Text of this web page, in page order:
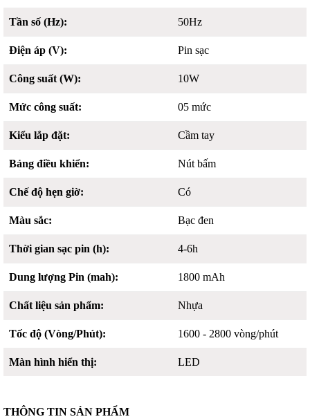
THÔNG TIN SẢN PHẨM
Tần số (Hz): 50Hz
Điện áp (V): Pin sạc
Công suất (W): 10W
Mức công suất: 05 mức
Kiểu lắp đặt: Cầm tay
Bảng điều khiển: Nút bấm
Chế độ hẹn giờ: Có
Màu sắc: Bạc đen
Thời gian sạc pin (h): 4-6h
Dung lượng Pin (mah): 1800 mAh
Chất liệu sản phẩm: Nhựa
Tốc độ (Vòng/Phút): 1600 - 2800 vòng/phút
Màn hình hiển thị: LED